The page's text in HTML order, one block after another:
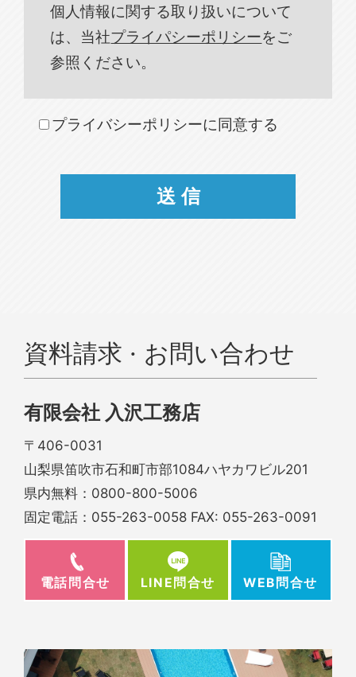
個人情報に関する取り扱いについて
は、当社プライパシーポリシーをご
参照ください。
プライバシーポリシーに同意する
資料請求 · お問い合わせ
有限会社 入沢工務店
〒406-0031
山梨県笛吹市石和町市部1084ハヤカワビル201
県内無料： 0800-800-5006
固定電話： 055-263-0058 FAX: 055-263-0091
電話問合せ LINE問合せ WEB問合せ